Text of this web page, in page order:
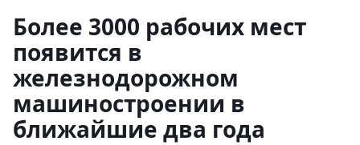
Более 3000 рабочих мест
появится в
железнодорожном
машиностроении в
ближайшие два года